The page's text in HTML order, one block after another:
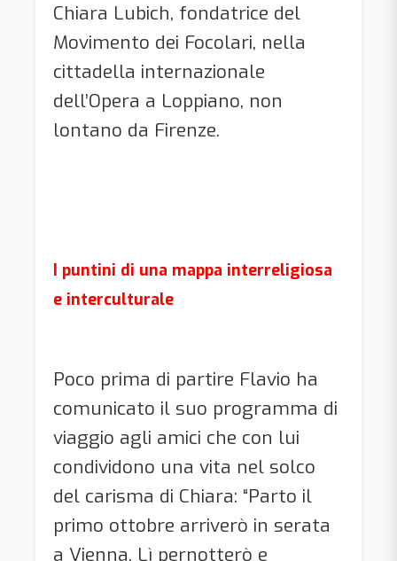
Chiara Lubich, fondatrice del
Movimento dei Focolari, nella
cittadella internazionale
dell’Opera a Loppiano, non
lontano da Firenze.
I puntini di una mappa interreligiosa
e interculturale
Poco prima di partire Flavio ha
comunicato il suo programma di
viaggio agli amici che con lui
condividono una vita nel solco
del carisma di Chiara: “Parto il
primo ottobre arriverò in serata
a Vienna. Lì pernotterò e